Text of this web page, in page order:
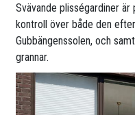
Svävande plisségardiner
kontroll över både den
Gubbängenssolen, och
grannar.